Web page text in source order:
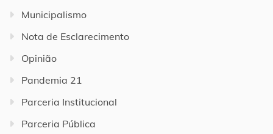
Municipalismo
Nota de Esclarecimento
Opinião
Pandemia 21
Parceria Institucional
Parceria Pública